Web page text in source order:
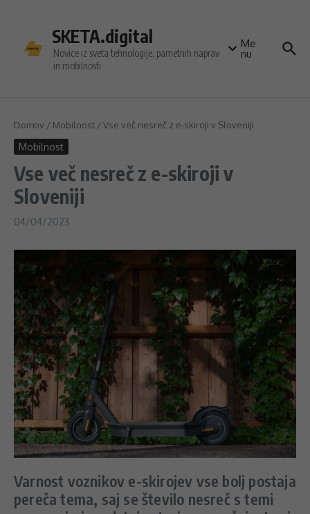
SKETA.digital
Novice iz sveta tehnologije, pametnih naprav
in mobilnosti
Me
nu
Domov / Mobilnost / Vse več nesreč z e-skiroji v Sloveniji
Mobilnost
Vse več nesreč z e-skiroji v
Sloveniji
04/04/2023
Varnost voznikov e-skirojev vse bolj postaja
pereča tema, saj se število nesreč s temi